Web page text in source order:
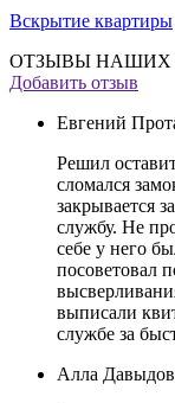
Вскрытие квартиры
ОТЗЫВЫ НАШИХ
Добавить отзыв
Евгений
Решил
сломался
закрывается
службу. Не
себе у него
посоветовал
выписали
службе за
Алла